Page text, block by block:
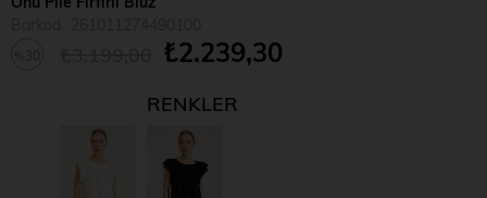
₺2.239,30
RENKLER